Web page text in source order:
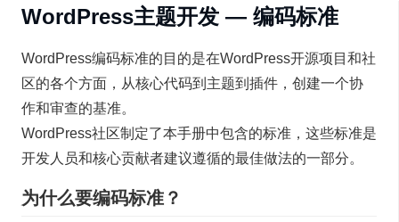
WordPress主题开发 — 编码标准
WordPress编码标准的目的是在WordPress开源项目和社
区的各个方面，从核心代码到主题到插件，创建一个协
作和审查的基准。
WordPress社区制定了本手册中包含的标准，这些标准是
开发人员和核心贡献者建议遵循的最佳做法的一部分。
为什么要编码标准？